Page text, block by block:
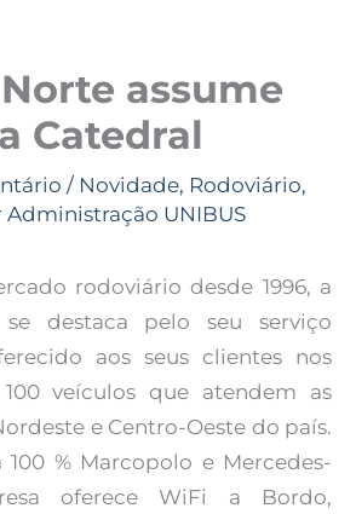
assume
Catedral
/ Novidade, Rodoviário,
Administração UNIBUS
rodoviário desde 1996, a
destaca pelo seu serviço
aos seus clientes nos
veículos que atendem as
e Centro-Oeste do país.
% Marcopolo e Mercedes-
oferece WiFi a Bordo,